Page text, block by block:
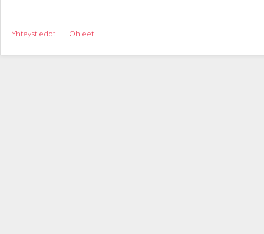
Yhteystiedot Ohjeet